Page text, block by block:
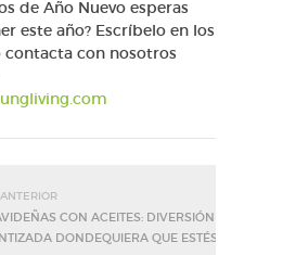
de Año Nuevo esperas
este año? Escríbelo en los
contacta con nosotros
CON ACEITES: DIVERSIÓN
DONDEQUIERA QUE ESTÉS